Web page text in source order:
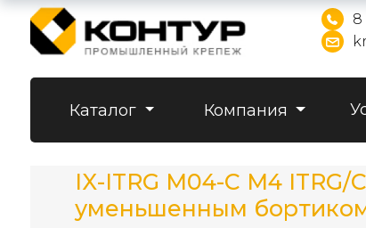
8
Каталог Компания
IX-ITRG M04-C M4
уменьшенным бортиком